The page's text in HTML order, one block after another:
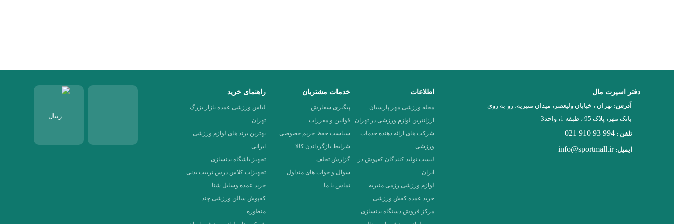
دفتر اسپرت مال
آدرس: تهران ، خیابان ولیعصر، میدان منیریه، رو به روی
بانک مهر، پلاک 95 ، طبقه 1، واحد3
تلفن : 021 910 93 994
ایمیل:info@sportmall.ir
اطلاعات
مجله ورزشی مهر پارسیان
ارزانترین لوازم ورزشی در تهران
شرکت های ارائه دهنده خدمات
ورزشی
لیست تولید کنندگان کفپوش در
ایران
لوازم ورزشی رزمی منیریه
خرید عمده کفش ورزشی
مرکز فروش دستگاه بدنسازی
خدمات مشتریان
پیگیری سفارش
قوانین و مقررات
سیاست حفظ حریم خصوصی
شرایط بازگرداندن کالا
گزارش تخلف
سوال و جواب های متداول
تماس با ما
راهنمای خرید
لباس ورزشی عمده بازار بزرگ
تهران
بهترین برند های لوازم ورزشی
ایرانی
تجهیز باشگاه بدنسازی
تجهیزات کلاس درس تربیت بدنی
خرید عمده وسایل شنا
کفپوش سالن ورزشی چند
منظوره